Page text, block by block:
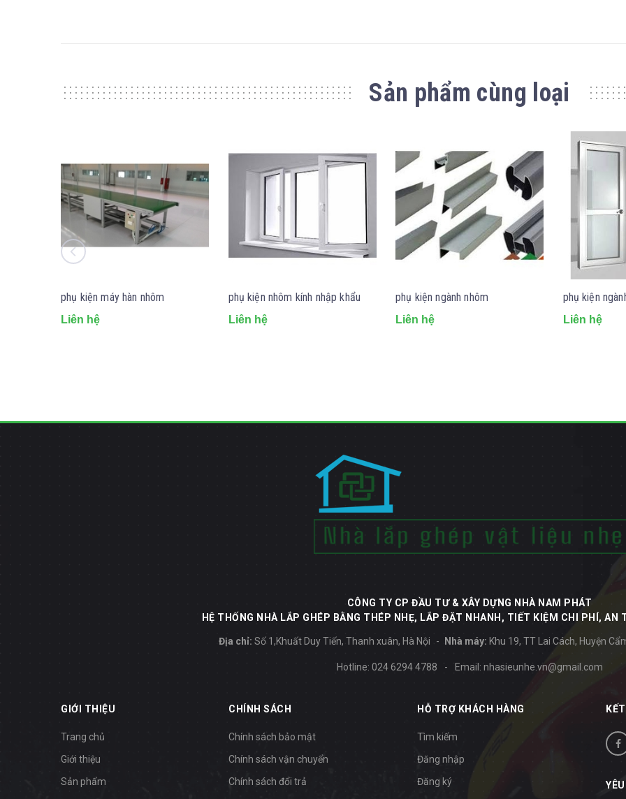
Sản phẩm cùng loại
phụ kiện máy hàn nhôm
Liên hệ
phụ kiện nhôm kính nhập khẩu
Liên hệ
phụ kiện ngành nhôm
Liên hệ
phụ kiện
Liên hệ
CÔNG TY CP ĐẦU TƯ & XÂY DỰNG NHÀ NAM PHÁT
HỆ THỐNG NHÀ LẮP GHÉP BẰNG THÉP NHẸ, LẮP ĐẶT NHANH, TIẾT KIỆM CHI PHÍ, AN
Địa chỉ: Số 1,Khuất Duy Tiến, Thanh xuân, Hà Nội Nhà máy: Khu 19, TT Lai Cách, Huyện
Hotline: 024 6294 4788 - Email: nhasieunhe.vn@gmail.com
GIỚI THIỆU
Trang chủ
Giới thiệu
Sản phẩm
CHÍNH SÁCH
Chính sách bảo mật
Chính sách vận chuyển
Chính sách đổi trả
HỖ TRỢ KHÁCH HÀNG
Tìm kiếm
Đăng nhập
Đăng ký